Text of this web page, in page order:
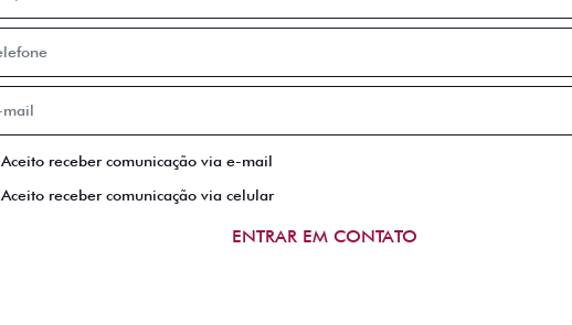
Aceito receber comunicação via e-mail
Aceito receber comunicação via celular
ENTRAR EM CONTATO